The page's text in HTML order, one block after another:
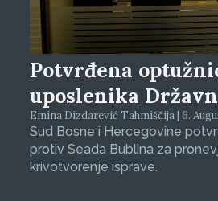
Potvrđena
uposlenika
Emina Dizdarević Tahmiščija | 6.
Sud Bosne i Hercegovine
protiv Seada Bublina za
krivotvorenje isprave.